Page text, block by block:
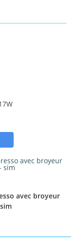
avec broyeur